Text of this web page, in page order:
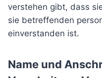
verstehen gibt, dass
sie betreffenden
einverstanden ist.
Name und